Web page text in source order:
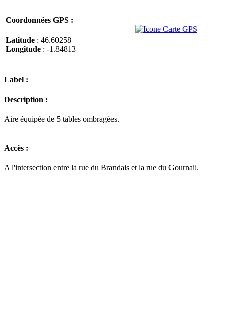
Coordonnées GPS :
Latitude : 46.60258
Longitude : -1.84813
Label :
Description :
Aire équipée de 5 tables ombragées.
Accès :
A l'intersection entre la rue du Brandais et la rue du Gournail.